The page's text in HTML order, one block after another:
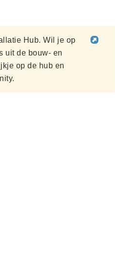
Hub. Wil je op
uit de bouw- en
op de hub en